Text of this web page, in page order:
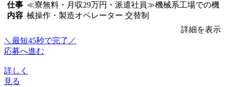
仕事
内容
≪寮無料・月収29万円・派遣社員≫機械系工場での機
械操作・製造オペレーター 交替制
詳細を表示
＼最短45秒で完了／
応募へ進む
詳しく
見る